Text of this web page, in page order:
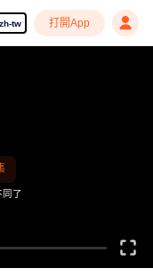
zh-tw 打開App
同了